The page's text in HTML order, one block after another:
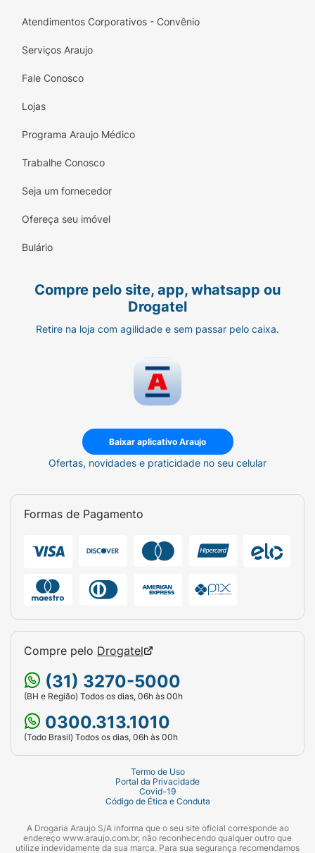
Atendimentos Corporativos - Convênio
Serviços Araujo
Fale Conosco
Lojas
Programa Araujo Médico
Trabalhe Conosco
Seja um fornecedor
Ofereça seu imóvel
Bulário
Compre pelo site, app, whatsapp ou
Drogatel
Retire na loja com agilidade e sem passar pelo caixa.
Baixar aplicativo Araujo
Ofertas, novidades e praticidade no seu celular
Formas de Pagamento
Compre pelo Drogatel
(31) 3270-5000
(BH e Região) Todos os dias, 06h às 00h
0300.313.1010
(Todo Brasil) Todos os dias, 06h às 00h
Termo de Uso
Portal da Privacidade
Covid-19
Código de Ética e Conduta
A Drogaria Araujo S/A informa que o seu site oficial corresponde ao
endereço www.araujo.com.br, não reconhecendo qualquer outro que
utilize indevidamente da sua marca. Para sua segurança recomendamos